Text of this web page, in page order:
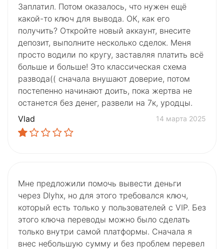
Заплатил. Потом оказалось, что нужен ещё
какой-то ключ для вывода. ОК, как его
получить? Откройте новый аккаунт, внесите
депозит, выполните несколько сделок. Меня
просто водили по кругу, заставляя платить всё
больше и больше! Это классическая схема
развода(( сначала внушают доверие, потом
постепенно начинают доить, пока жертва не
останется без денег, развели на 7к, уродцы.
Vlad
14 марта 2025
Мне предложили помочь вывести деньги
через Dlyhx, но для этого требовался ключ,
который есть только у пользователей с VIP. Без
этого ключа переводы можно было сделать
только внутри самой платформы. Сначала я
внес небольшую сумму и без проблем перевел